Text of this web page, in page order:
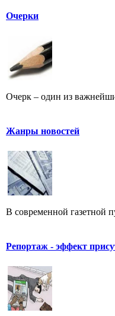
Очерки
Очерк – один из
Жанры новостей
В современной газетной
Репортаж - эффект